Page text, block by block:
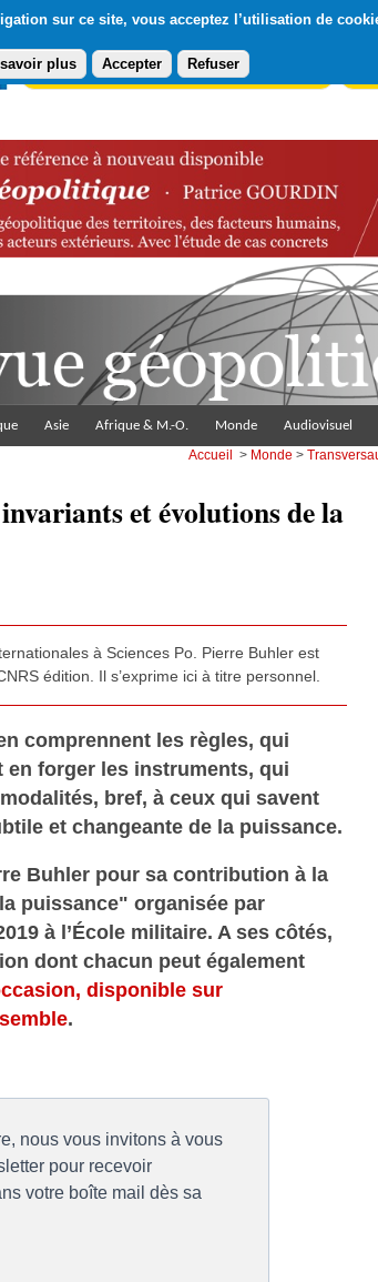
sur ce site, vous acceptez l’utilisation de
plus Accepter Refuser
Abonnement gratuit à la Lettre du Diploweb
Asie Afrique & M.-O. Monde Audiovisuel
Accueil > Monde >
et évolutions de la
à Sciences Po. Pierre Buhler est
édition. Il s’exprime ici à titre personnel.
comprennent les règles, qui
en forger les instruments, qui
bref, à ceux qui savent
et changeante de la puissance.
Buhler pour sa contribution à la
puissance" organisée par
à l’École militaire. A ses côtés,
dont chacun peut également
disponible sur
.